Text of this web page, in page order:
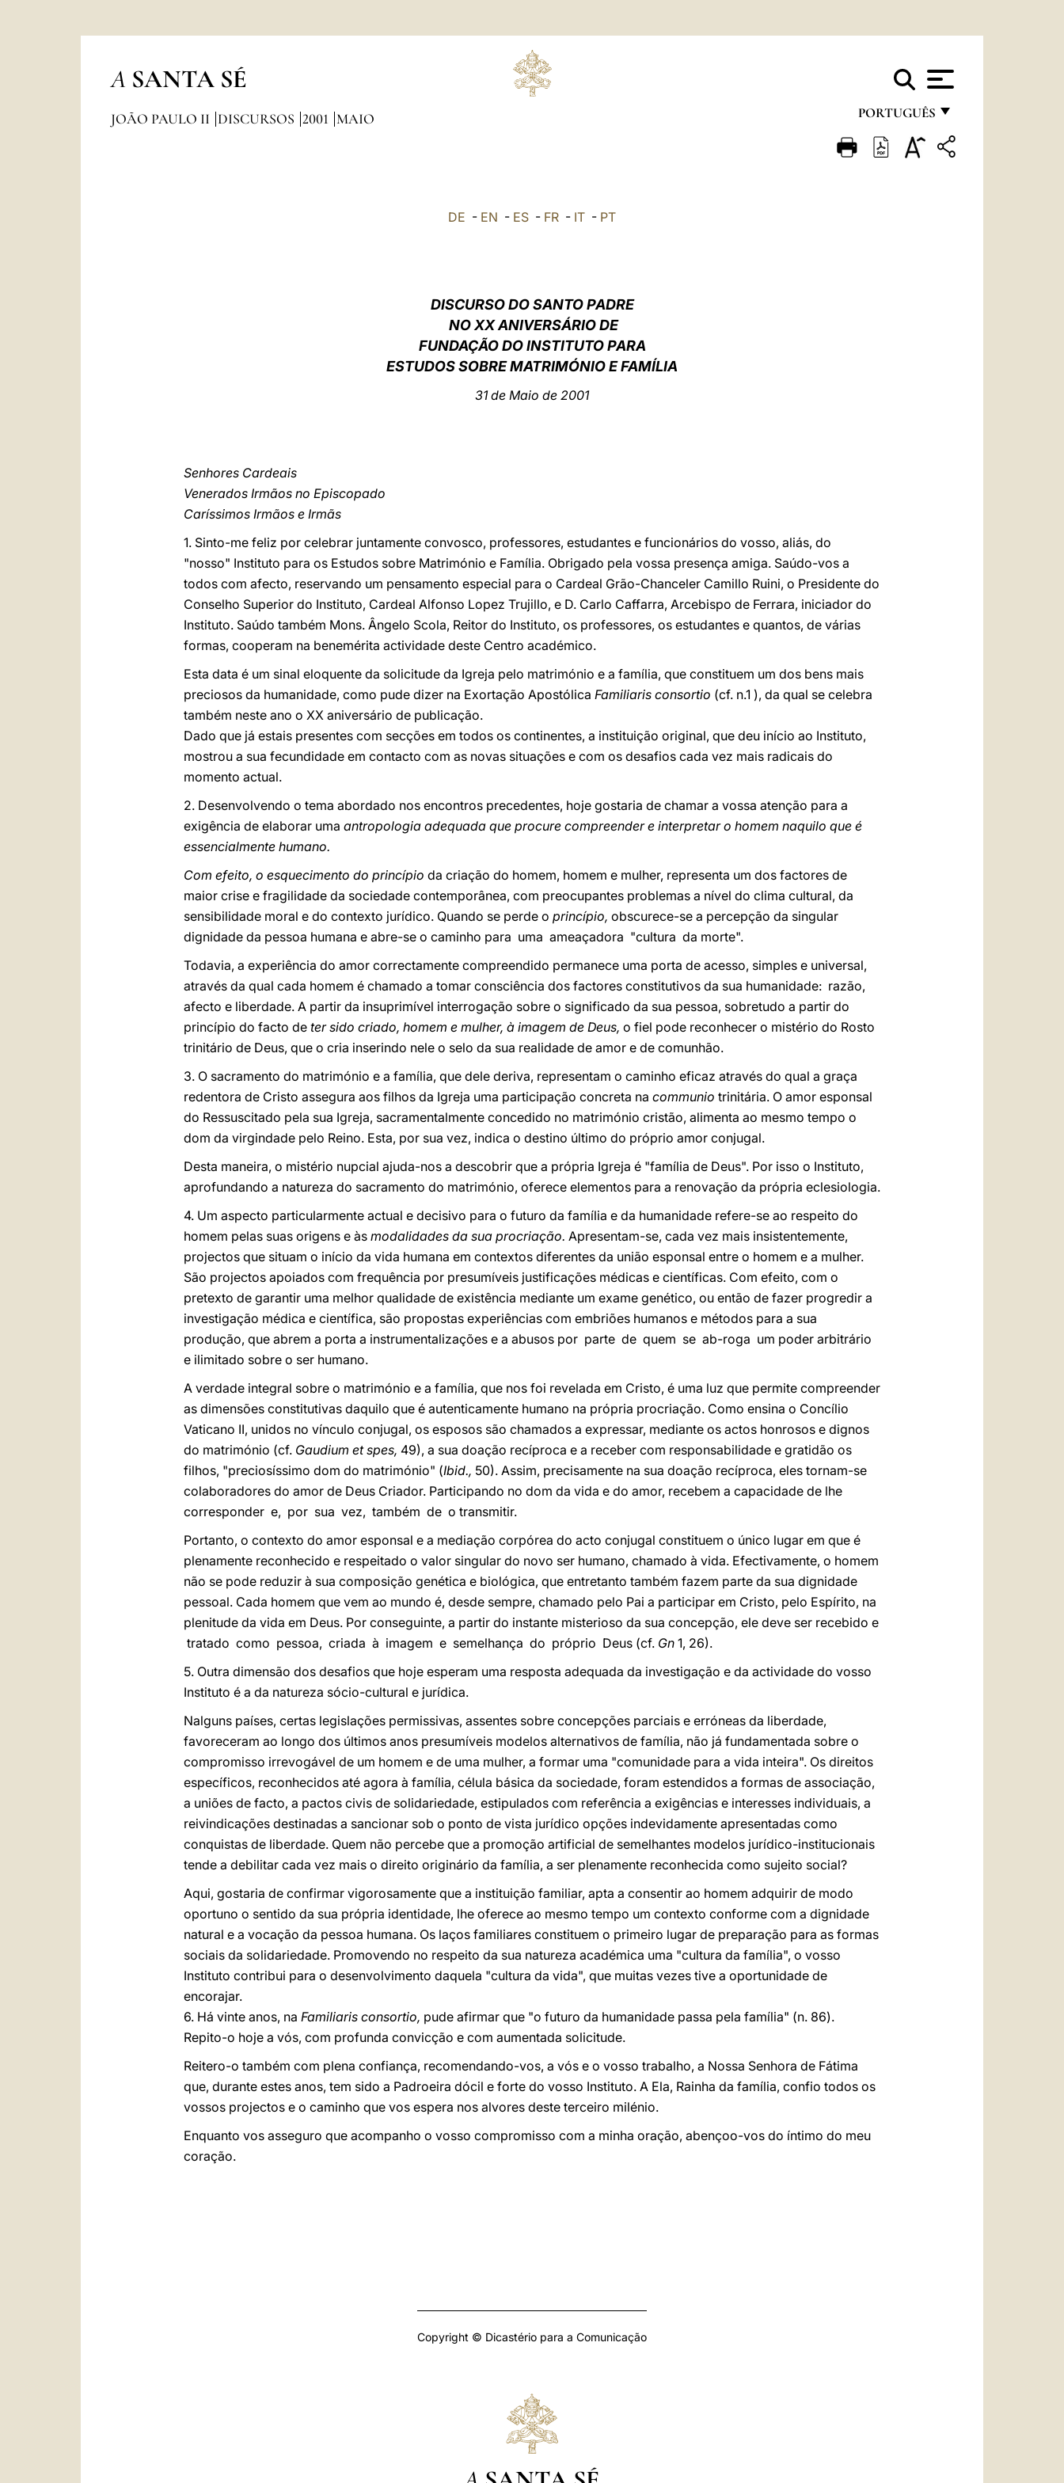
A SANTA SÉ
PORTUGUÊS
FRANÇAIS
JOÃO PAULO II DISCURSOS 2001 MAIO
DE - EN - ES - FR - IT - PT
DISCURSO DO SANTO PADRE
NO XX ANIVERSÁRIO DE
FUNDAÇÃO DO INSTITUTO PARA
ESTUDOS SOBRE MATRIMÓNIO E FAMÍLIA
31 de Maio de 2001
Senhores Cardeais
Venerados Irmãos no Episcopado
Caríssimos Irmãos e Irmãs
1. Sinto-me feliz por celebrar juntamente convosco, professores, estudantes e funcionários do vosso, aliás, do
"nosso" Instituto para os Estudos sobre Matrimónio e Família. Obrigado pela vossa presença amiga. Saúdo-vos a
todos com afecto, reservando um pensamento especial para o Cardeal Grão-Chanceler Camillo Ruini, o Presidente do
Conselho Superior do Instituto, Cardeal Alfonso Lopez Trujillo, e D. Carlo Caffarra, Arcebispo de Ferrara, iniciador do
Instituto. Saúdo também Mons. Ângelo Scola, Reitor do Instituto, os professores, os estudantes e quantos, de várias
formas, cooperam na benemérita actividade deste Centro académico.
Esta data é um sinal eloquente da solicitude da Igreja pelo matrimónio e a família, que constituem um dos bens mais
preciosos da humanidade, como pude dizer na Exortação Apostólica Familiaris consortio (cf. n.1 ), da qual se celebra
também neste ano o XX aniversário de publicação.
Dado que já estais presentes com secções em todos os continentes, a instituição original, que deu início ao Instituto,
mostrou a sua fecundidade em contacto com as novas situações e com os desafios cada vez mais radicais do
momento actual.
2. Desenvolvendo o tema abordado nos encontros precedentes, hoje gostaria de chamar a vossa atenção para a
exigência de elaborar uma antropologia adequada que procure compreender e interpretar o homem naquilo que é
essencialmente humano.
Com efeito, o esquecimento do princípio da criação do homem, homem e mulher, representa um dos factores de
maior crise e fragilidade da sociedade contemporânea, com preocupantes problemas a nível do clima cultural, da
sensibilidade moral e do contexto jurídico. Quando se perde o princípio, obscurece-se a percepção da singular
dignidade da pessoa humana e abre-se o caminho para uma ameaçadora "cultura da morte".
Todavia, a experiência do amor correctamente compreendido permanece uma porta de acesso, simples e universal,
através da qual cada homem é chamado a tomar consciência dos factores constitutivos da sua humanidade: razão,
afecto e liberdade. A partir da insuprimível interrogação sobre o significado da sua pessoa, sobretudo a partir do
princípio do facto de ter sido criado, homem e mulher, à imagem de Deus, o fiel pode reconhecer o mistério do Rosto
trinitário de Deus, que o cria inserindo nele o selo da sua realidade de amor e de comunhão.
3. O sacramento do matrimónio e a família, que dele deriva, representam o caminho eficaz através do qual a graça
redentora de Cristo assegura aos filhos da Igreja uma participação concreta na communio trinitária. O amor esponsal
do Ressuscitado pela sua Igreja, sacramentalmente concedido no matrimónio cristão, alimenta ao mesmo tempo o
dom da virgindade pelo Reino. Esta, por sua vez, indica o destino último do próprio amor conjugal.
Desta maneira, o mistério nupcial ajuda-nos a descobrir que a própria Igreja é "família de Deus". Por isso o Instituto,
aprofundando a natureza do sacramento do matrimónio, oferece elementos para a renovação da própria eclesiologia.
4. Um aspecto particularmente actual e decisivo para o futuro da família e da humanidade refere-se ao respeito do
homem pelas suas origens e às modalidades da sua procriação. Apresentam-se, cada vez mais insistentemente,
projectos que situam o início da vida humana em contextos diferentes da união esponsal entre o homem e a mulher.
São projectos apoiados com frequência por presumíveis justificações médicas e científicas. Com efeito, com o
pretexto de garantir uma melhor qualidade de existência mediante um exame genético, ou então de fazer progredir a
investigação médica e científica, são propostas experiências com embriões humanos e métodos para a sua
produção, que abrem a porta a instrumentalizações e a abusos por parte de quem se ab-roga um poder arbitrário
e ilimitado sobre o ser humano.
A verdade integral sobre o matrimónio e a família, que nos foi revelada em Cristo, é uma luz que permite compreender
as dimensões constitutivas daquilo que é autenticamente humano na própria procriação. Como ensina o Concílio
Vaticano II, unidos no vínculo conjugal, os esposos são chamados a expressar, mediante os actos honrosos e dignos
do matrimónio (cf. Gaudium et spes, 49), a sua doação recíproca e a receber com responsabilidade e gratidão os
filhos, "preciosíssimo dom do matrimónio" (Ibid., 50). Assim, precisamente na sua doação recíproca, eles tornam-se
colaboradores do amor de Deus Criador. Participando no dom da vida e do amor, recebem a capacidade de lhe
corresponder e, por sua vez, também de o transmitir.
Portanto, o contexto do amor esponsal e a mediação corpórea do acto conjugal constituem o único lugar em que é
plenamente reconhecido e respeitado o valor singular do novo ser humano, chamado à vida. Efectivamente, o homem
não se pode reduzir à sua composição genética e biológica, que entretanto também fazem parte da sua dignidade
pessoal. Cada homem que vem ao mundo é, desde sempre, chamado pelo Pai a participar em Cristo, pelo Espírito, na
plenitude da vida em Deus. Por conseguinte, a partir do instante misterioso da sua concepção, ele deve ser recebido e
tratado como pessoa, criada à imagem e semelhança do próprio Deus (cf. Gn 1, 26).
5. Outra dimensão dos desafios que hoje esperam uma resposta adequada da investigação e da actividade do vosso
Instituto é a da natureza sócio-cultural e jurídica.
Nalguns países, certas legislações permissivas, assentes sobre concepções parciais e erróneas da liberdade,
favoreceram ao longo dos últimos anos presumíveis modelos alternativos de família, não já fundamentada sobre o
compromisso irrevogável de um homem e de uma mulher, a formar uma "comunidade para a vida inteira". Os direitos
específicos, reconhecidos até agora à família, célula básica da sociedade, foram estendidos a formas de associação,
a uniões de facto, a pactos civis de solidariedade, estipulados com referência a exigências e interesses individuais, a
reivindicações destinadas a sancionar sob o ponto de vista jurídico opções indevidamente apresentadas como
conquistas de liberdade. Quem não percebe que a promoção artificial de semelhantes modelos jurídico-institucionais
tende a debilitar cada vez mais o direito originário da família, a ser plenamente reconhecida como sujeito social?
Aqui, gostaria de confirmar vigorosamente que a instituição familiar, apta a consentir ao homem adquirir de modo
oportuno o sentido da sua própria identidade, lhe oferece ao mesmo tempo um contexto conforme com a dignidade
natural e a vocação da pessoa humana. Os laços familiares constituem o primeiro lugar de preparação para as formas
sociais da solidariedade. Promovendo no respeito da sua natureza académica uma "cultura da família", o vosso
Instituto contribui para o desenvolvimento daquela "cultura da vida", que muitas vezes tive a oportunidade de
encorajar.
6. Há vinte anos, na Familiaris consortio, pude afirmar que "o futuro da humanidade passa pela família" (n. 86).
Repito-o hoje a vós, com profunda convicção e com aumentada solicitude.
Reitero-o também com plena confiança, recomendando-vos, a vós e o vosso trabalho, a Nossa Senhora de Fátima
que, durante estes anos, tem sido a Padroeira dócil e forte do vosso Instituto. A Ela, Rainha da família, confio todos os
vossos projectos e o caminho que vos espera nos alvores deste terceiro milénio.
Enquanto vos asseguro que acompanho o vosso compromisso com a minha oração, abençoo-vos do íntimo do meu
coração.
Copyright © Dicastério para a Comunicação